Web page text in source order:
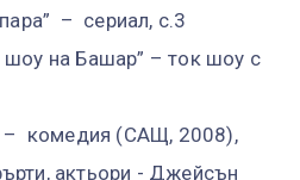
– сериал, с.3
на Башар” – ток шоу с
– комедия (САЩ, 2008),
актьори - Джейсън